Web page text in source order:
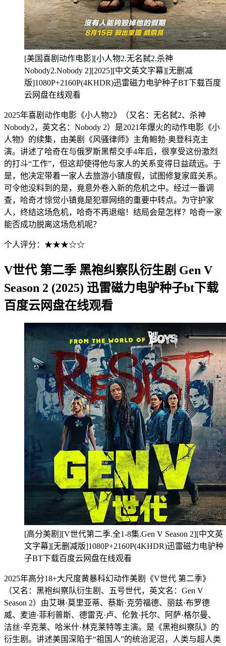
[美国喜剧动作电影][小人物2.无名弑2.杀神
Nobody2.Nobody 2][2025][中文英文字幕][无删减
版]1080P+2160P(4KHDR)迅雷磁力电驴种子BT下载百度
云网盘在线观看
2025年喜剧动作电影《小人物2》（又名：无名弑2、杀神
Nobody2，英文名：Nobody 2）是2021年爆火的动作电影《小
人物》的续集，由美剧《风骚律师》主角鲍勃·奥登科克主
演。讲述了哈奇在与俄罗斯黑帮交手4年后，很享受这份激烈
的打斗“工作”，但这却使得他与家人的关系变得日益疏远。于
是，他决定带着一家人去旅游小镇度假，试图修复家庭关系。
可令他没料到的是，竟意外卷入新的危机之中。经过一番调
查，哈奇才惊觉小镇竟是犯罪网络的重要中转点。为守护家
人，终结这场危机，哈奇不再退缩！结局会是怎样？哈奇一家
能否成功脱离这场危机呢？
个人评分：★★★☆☆
V世代 第二季 黑袍纠察队衍生剧 Gen V
Season 2 (2025) 迅雷磁力电驴种子bt下载
百度云网盘在线观看
[高分美剧][V世代第二季.全1-8集.Gen V Season 2][中文英
文字幕][无删减版]1080P+2160P(4KHDR)迅雷磁力电驴种
子BT下载百度云网盘在线观看
2025年高分18+大尺度黄暴科幻动作美剧《V世代 第二季》
（又名：黑袍纠察队衍生剧、五号世代，英文名：Gen V
Season 2）由艾琳·莫里亚蒂、蔡斯·克劳福德、丽兹·布罗德
威、麦迪·菲利普斯、德雷克·卢、伦敦·托尔、阿萨·格尔曼、
洁丝·辛克莱、哈米什·林克莱特等主演。是《黑袍纠察队》的
衍生剧。讲述美国深陷于“祖国人”的统治泥沼，人类与超人类